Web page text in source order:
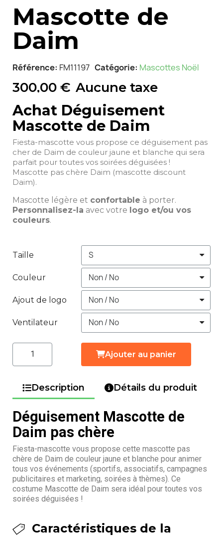
Mascotte de
Daim
Référence FM11197 Catégorie Mascottes Noël
300,00 € Aucune taxe
Achat Déguisement
Mascotte de Daim
Fiesta-mascotte vous propose ce déguisement pas
cher de Daim de couleur jaune et blanche qui sera
parfait pour toutes vos soirées déguisées !
Mascotte pas chère Daim (mascotte discount
Daim).
Mascotte légère et confortable à porter.
Personnalisez-la avec votre logo et/ou vos
couleurs.
Taille
Couleur
Ajout de logo
Ventilateur
Ajouter au panier
Description Détails du produit
Déguisement Mascotte de
Daim pas chère
Fiesta-mascotte vous propose cette mascotte pas
chère de Daim de couleur jaune et blanche pour animer
tous vos événements (sportifs, associatifs, campagnes
publicitaires et marketing, soirées à thèmes). Ce
costume Mascotte de Daim sera idéal pour toutes vos
soirées déguisées !
Caractéristiques de la